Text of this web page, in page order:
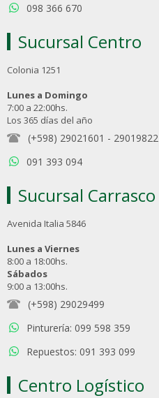
098 366 670
Sucursal Centro
Colonia 1251
Lunes a Domingo
7:00 a 22:00hs.
Los 365 días del año
(+598) 29021601 - 29019822
091 393 094
Sucursal Carrasco
Avenida Italia 5846
Lunes a Viernes
8:00 a 18:00hs.
Sábados
9:00 a 13:00hs.
(+598) 29029499
Pinturería: 099 598 359
Repuestos: 091 393 099
Centro Logístico